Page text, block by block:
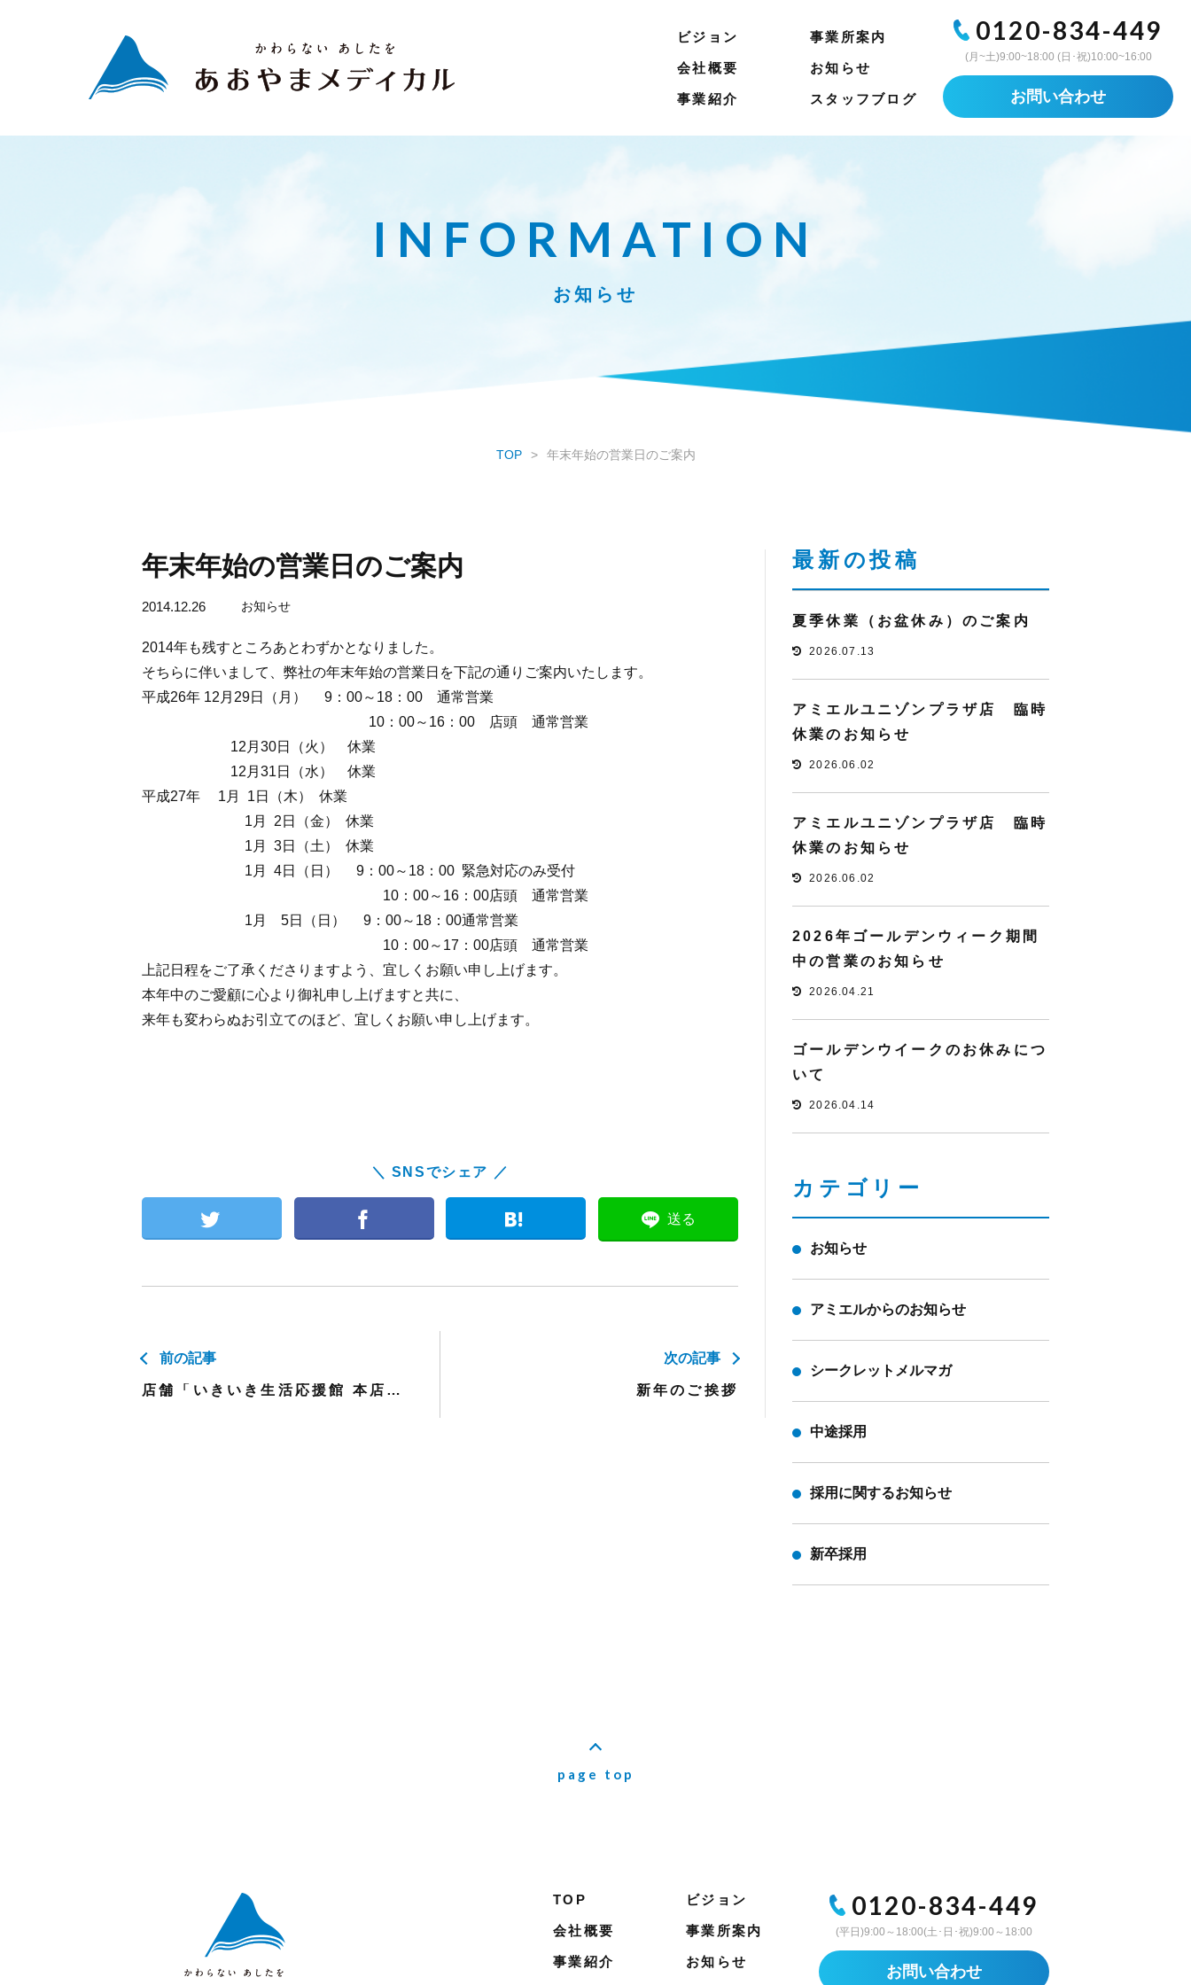
ビジョン 事業所案内
会社概要 お知らせ
事業紹介 スタッフブログ
0120-834-449
(月~土)9:00~18:00 (日･祝)10:00~16:00
お問い合わせ
INFORMATION
お知らせ
TOP 年末年始の営業日のご案内
年末年始の営業日のご案内
2014.12.26 お知らせ
2014年も残すところあとわずかとなりました。
そちらに伴いまして、弊社の年末年始の営業日を下記の通りご案内いたします。
平成26年 12月29日（月） 9：00～18：00 通常営業
10：00～16：00 店頭 通常営業
12月30日（火） 休業
12月31日（水） 休業
平成27年 1月 1日（木） 休業
1月 2日（金） 休業
1月 3日（土） 休業
1月 4日（日） 9：00～18：00 緊急対応のみ受付
10：00～16：00店頭 通常営業
1月 5日（日） 9：00～18：00通常営業
10：00～17：00店頭 通常営業
上記日程をご了承くださりますよう、宜しくお願い申し上げます。
本年中のご愛顧に心より御礼申し上げますと共に、
来年も変わらぬお引立てのほど、宜しくお願い申し上げます。
＼ SNSでシェア ／
送る
前の記事
店舗「いきいき生活応援館 本店」臨時休業のお知らせ
次の記事
新年のご挨拶
最新の投稿
夏季休業（お盆休み）のご案内
2026.07.13
アミエルユニゾンプラザ店 臨時
休業のお知らせ
2026.06.02
アミエルユニゾンプラザ店 臨時
休業のお知らせ
2026.06.02
2026年ゴールデンウィーク期間
中の営業のお知らせ
2026.04.21
ゴールデンウイークのお休みにつ
いて
2026.04.14
カテゴリー
お知らせ
アミエルからのお知らせ
シークレットメルマガ
中途採用
採用に関するお知らせ
新卒採用
page top
TOP ビジョン
会社概要 事業所案内
事業紹介 お知らせ
0120-834-449
(平日)9:00～18:00(土･日･祝)9:00～18:00
お問い合わせ